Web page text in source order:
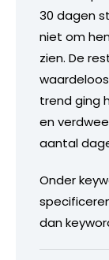
30 dagen
niet om
zien. De
trend ging
en
aantal
Onder
dan